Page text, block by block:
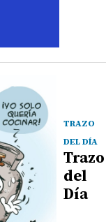
TRAZO
DEL DÍA
Trazo
del
Día